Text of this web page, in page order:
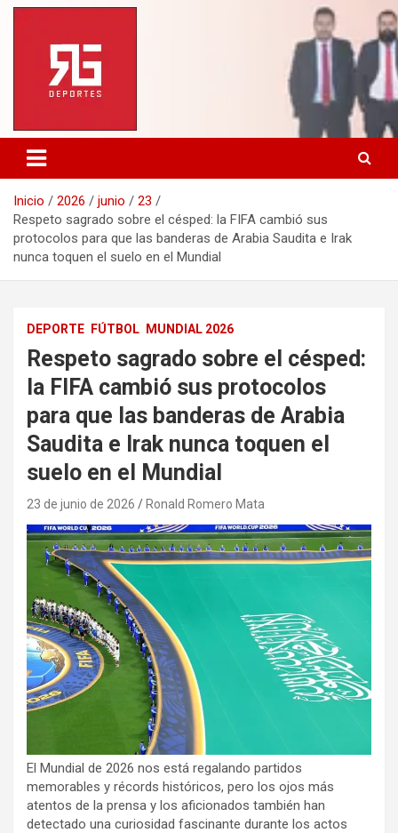
Saltar
contenido
Inicio 2026 junio
23
Respeto sagrado sobre el césped: la FIFA cambió sus
protocolos para que las banderas de Arabia Saudita e Irak
nunca toquen el suelo en el Mundial
DEPORTE FÚTBOL MUNDIAL 2026
Respeto sagrado sobre el césped:
la FIFA cambió sus protocolos
para que las banderas de Arabia
Saudita e Irak nunca toquen el
suelo en el Mundial
23 de junio de 2026 Ronald Romero Mata
El Mundial de 2026 nos está regalando partidos
memorables y récords históricos, pero los ojos más
atentos de la prensa y los aficionados también han
detectado una curiosidad fascinante durante los actos